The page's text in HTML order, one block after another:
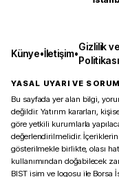
Künye•İletişim•
Gizlilik
Politikası
YASAL UYARI VE
Bu sayfada yer alan bilgi,
değildir. Yatırım kararları,
göre yetkili kurumlarla
değerlendirilmelidir.
gösterilmekle birlikte, olası
kullanımından doğabilecek
BIST isim ve logosu ile Borsa